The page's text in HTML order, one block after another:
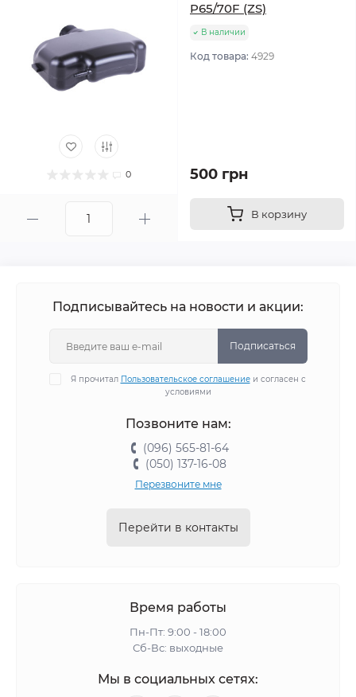
0
P65/70F (ZS)
В наличии
Код товара: 4929
500 грн
В корзину
Подписывайтесь на новости и акции:
Подписаться
Я прочитал Пользовательское соглашениеи согласен с
условиями
Позвоните нам:
(096) 565-81-64
(050) 137-16-08
Перезвоните мне
Перейти в контакты
Время работы
Пн-Пт: 9:00 - 18:00
Сб-Вс: выходные
Мы в социальных сетях: